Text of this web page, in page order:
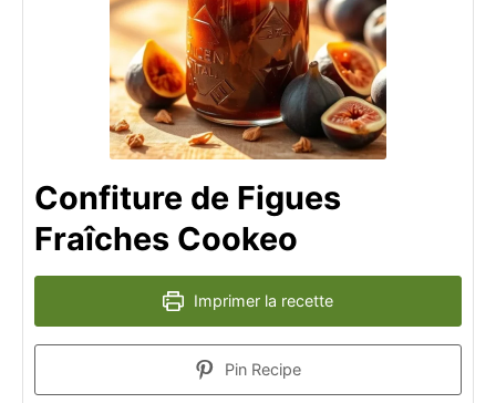
Confiture de Figues
Fraîches Cookeo
Imprimer la recette
Pin Recipe